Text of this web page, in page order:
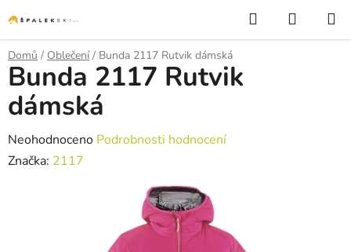
Hledat
Domů / Oblečení / Bunda 2117 Rutvik dámská
Bunda 2117 Rutvik
dámská
Průměrné hodnocení produktu je 0,0 z 5 hvězdiček.
Neohodnoceno Podrobnosti hodnocení
Značka: 2117